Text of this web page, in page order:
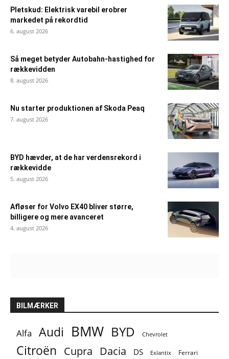
Pletskud: Elektrisk varebil erobrer
markedet på rekordtid
6. august 2026
Så meget betyder Autobahn-hastighed for
rækkevidden
8. august 2026
Nu starter produktionen af Skoda Peaq
7. august 2026
BYD hævder, at de har verdensrekord i
rækkevidde
5. august 2026
Afløser for Volvo EX40 bliver større,
billigere og mere avanceret
4. august 2026
BILMÆRKER
Alfa Audi BMW BYD Chevrolet
Citroën Cupra Dacia DS Exlantix Ferrari